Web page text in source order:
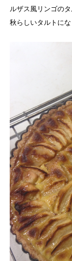
ルザス風リンゴのタ
秋らしいタルトにな